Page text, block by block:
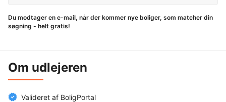
Du modtager en e-mail, når der kommer nye boliger, som matcher din
søgning - helt gratis!
Om udlejeren
Valideret af BoligPortal